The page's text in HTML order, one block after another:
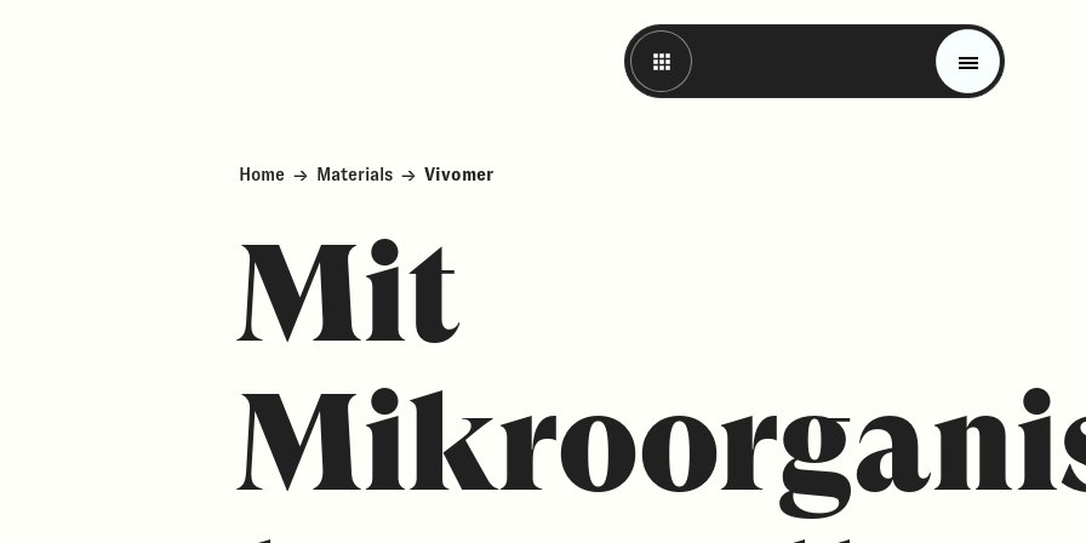
Trends
Materials
Home → Materials → Vivomer
Mit